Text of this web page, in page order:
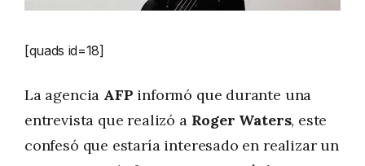
[quads id=18]
La agencia AFP informó que durante una
entrevista que realizó a Roger Waters, este
confesó que estaría interesado en realizar un